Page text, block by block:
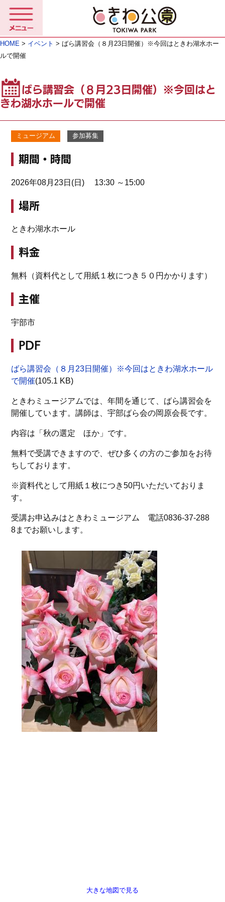
HOME > イベント > ばら講習会（８月23日開催）※今回はときわ湖水ホー
ルで開催
ばら講習会（８月23日開催）※今回はと
きわ湖水ホールで開催
ミュージアム 参加募集
期間・時間
2026年08月23日(日) 13:30 ～15:00
場所
ときわ湖水ホール
料金
無料（資料代として用紙１枚につき５０円かかります）
主催
宇部市
PDF
ばら講習会（８月23日開催）※今回はときわ湖水ホール
で開催(105.1 KB)
ときわミュージアムでは、年間を通じて、ばら講習会を
開催しています。講師は、宇部ばら会の岡原会長です。
内容は「秋の選定 ほか」です。
無料で受講できますので、ぜひ多くの方のご参加をお待
ちしております。
※資料代として用紙１枚につき50円いただいておりま
す。
受講お申込みはときわミュージアム 電話0836-37-288
8までお願いします。
大きな地図で見る